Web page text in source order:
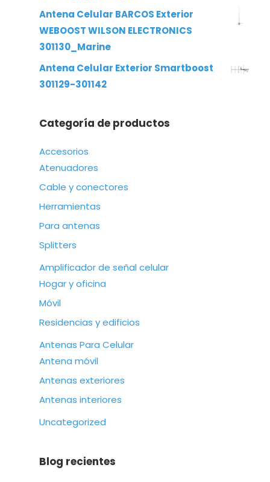
Antena Celular BARCOS Exterior
WEBOOST WILSON ELECTRONICS
301130_Marine
Antena Celular Exterior Smartboost
301129-301142
Categoría de productos
Accesorios
Atenuadores
Cable y conectores
Herramientas
Para antenas
Splitters
Amplificador de señal celular
Hogar y oficina
Móvil
Residencias y edificios
Antenas Para Celular
Antena móvil
Antenas exteriores
Antenas interiores
Uncategorized
Blog recientes